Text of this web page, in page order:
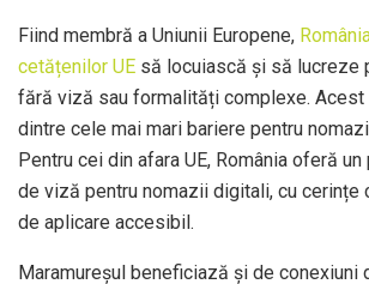
Fiind membră a Uniunii Europene,
cetățenilor UE să locuiască și să lucreze
fără viză sau formalități complexe. Acest
dintre cele mai mari bariere pentru
Pentru cei din afara UE, România oferă
de viză pentru nomazii digitali, cu cerințe
de aplicare accesibil.
Maramureșul beneficiază și de conexiuni